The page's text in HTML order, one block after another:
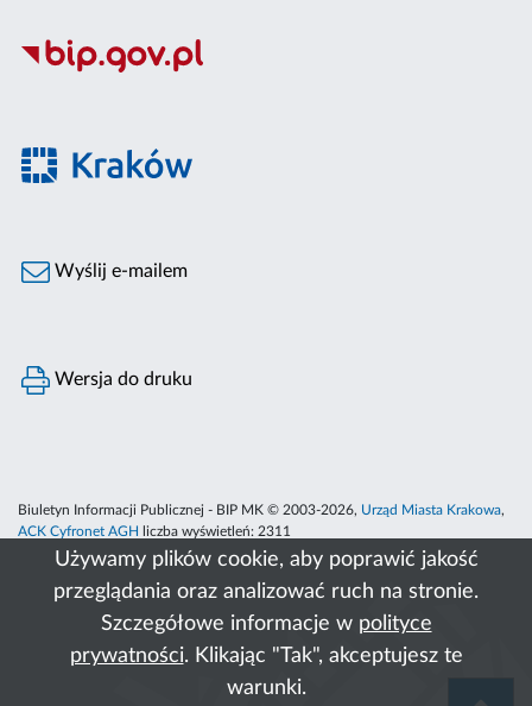
Używamy plików cookie, aby poprawić jakość
przeglądania oraz analizować ruch na stronie.
Szczegółowe informacje w polityce
prywatności. Klikając "Tak", akceptujesz te
warunki.
Wyślij e-mailem
Wersja do druku
Biuletyn Informacji Publicznej - BIP MK © 2003-2026, Urząd Miasta Krakowa,
ACK Cyfronet AGH
liczba wyświetleń: 2311